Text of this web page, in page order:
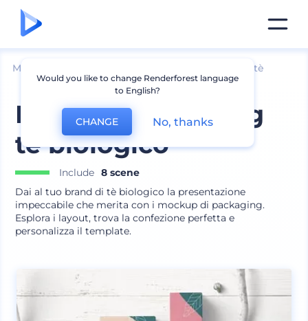
Mockup Mockup bustine caffè e tè
Mockup packaging
tè biologico
Include 8 scene
Dai al tuo brand di tè biologico la presentazione
impeccabile che merita con i mockup di packaging.
Esplora i layout, trova la confezione perfetta e
personalizza il template.
Would you like to change Renderforest language
to English?
CHANGE No, thanks